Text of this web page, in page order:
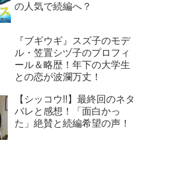
の人気で続編へ？
『ブギウギ』スズ子のモデ
ル・笠置シヅ子のプロフィ
ール＆略歴！年下の大学生
との恋が波瀾万丈！
【シッコウ!!】最終回のネタ
バレと感想！「面白かっ
た」絶賛と続編希望の声！